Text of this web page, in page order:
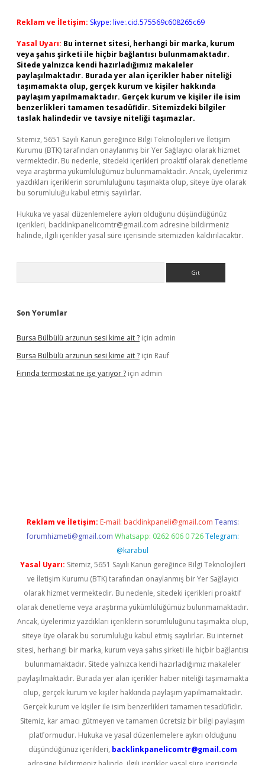
Reklam ve İletişim: Skype: live:.cid.575569c608265c69
Yasal Uyarı: Bu internet sitesi, herhangi bir marka, kurum
veya şahıs şirketi ile hiçbir bağlantısı bulunmamaktadır.
Sitede yalnızca kendi hazırladığımız makaleler
paylaşılmaktadır. Burada yer alan içerikler haber niteliği
taşımamakta olup, gerçek kurum ve kişiler hakkında
paylaşım yapılmamaktadır. Gerçek kurum ve kişiler ile isim
benzerlikleri tamamen tesadüfidir. Sitemizdeki bilgiler
taslak halindedir ve tavsiye niteliği taşımazlar.
Sitemiz, 5651 Sayılı Kanun gereğince Bilgi Teknolojileri ve İletişim
Kurumu (BTK) tarafından onaylanmış bir Yer Sağlayıcı olarak hizmet
vermektedir. Bu nedenle, sitedeki içerikleri proaktif olarak denetleme
veya araştırma yükümlülüğümüz bulunmamaktadır. Ancak, üyelerimiz
yazdıkları içeriklerin sorumluluğunu taşımakta olup, siteye üye olarak
bu sorumluluğu kabul etmiş sayılırlar.
Hukuka ve yasal düzenlemelere aykırı olduğunu düşündüğünüz
içerikleri, backlinkpanelicomtr@gmail.com adresine bildirmeniz
halinde, ilgili içerikler yasal süre içerisinde sitemizden kaldırılacaktır.
Son Yorumlar
Bursa Bülbülü arzunun sesi kime ait ? için admin
Bursa Bülbülü arzunun sesi kime ait ? için Rauf
Fırında termostat ne işe yarıyor ? için admin
Reklam ve İletişim: E-mail: backlinkpaneli@gmail.com Teams:
forumhizmeti@gmail.com Whatsapp: 0262 606 0 726 Telegram:
@karabul
Yasal Uyarı: Sitemiz, 5651 Sayılı Kanun gereğince Bilgi Teknolojileri
ve İletişim Kurumu (BTK) tarafından onaylanmış bir Yer Sağlayıcı
olarak hizmet vermektedir. Bu nedenle, sitedeki içerikleri proaktif
olarak denetleme veya araştırma yükümlülüğümüz bulunmamaktadır.
Ancak, üyelerimiz yazdıkları içeriklerin sorumluluğunu taşımakta olup,
siteye üye olarak bu sorumluluğu kabul etmiş sayılırlar. Bu internet
sitesi, herhangi bir marka, kurum veya şahıs şirketi ile hiçbir bağlantısı
bulunmamaktadır. Sitede yalnızca kendi hazırladığımız makaleler
paylaşılmaktadır. Burada yer alan içerikler haber niteliği taşımamakta
olup, gerçek kurum ve kişiler hakkında paylaşım yapılmamaktadır.
Gerçek kurum ve kişiler ile isim benzerlikleri tamamen tesadüfidir.
Sitemiz, kar amacı gütmeyen ve tamamen ücretsiz bir bilgi paylaşım
platformudur. Hukuka ve yasal düzenlemelere aykırı olduğunu
düşündüğünüz içerikleri, backlinkpanelicomtr@gmail.com